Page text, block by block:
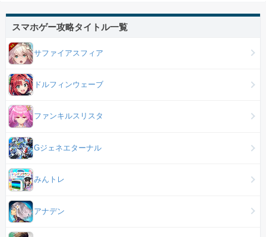
スマホゲー攻略タイトル一覧
サファイアスフィア
ドルフィンウェーブ
ファンキルスリスタ
Gジェネエターナル
みんトレ
アナデン